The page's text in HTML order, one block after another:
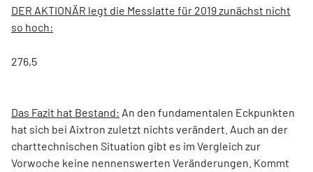
DER AKTIONÄR legt die Messlatte für 2019 zunächst nicht
so hoch:
276,5
Das Fazit hat Bestand: An den fundamentalen Eckpunkten
hat sich bei Aixtron zuletzt nichts verändert. Auch an der
charttechnischen Situation gibt es im Vergleich zur
Vorwoche keine nennenswerten Veränderungen. Kommt